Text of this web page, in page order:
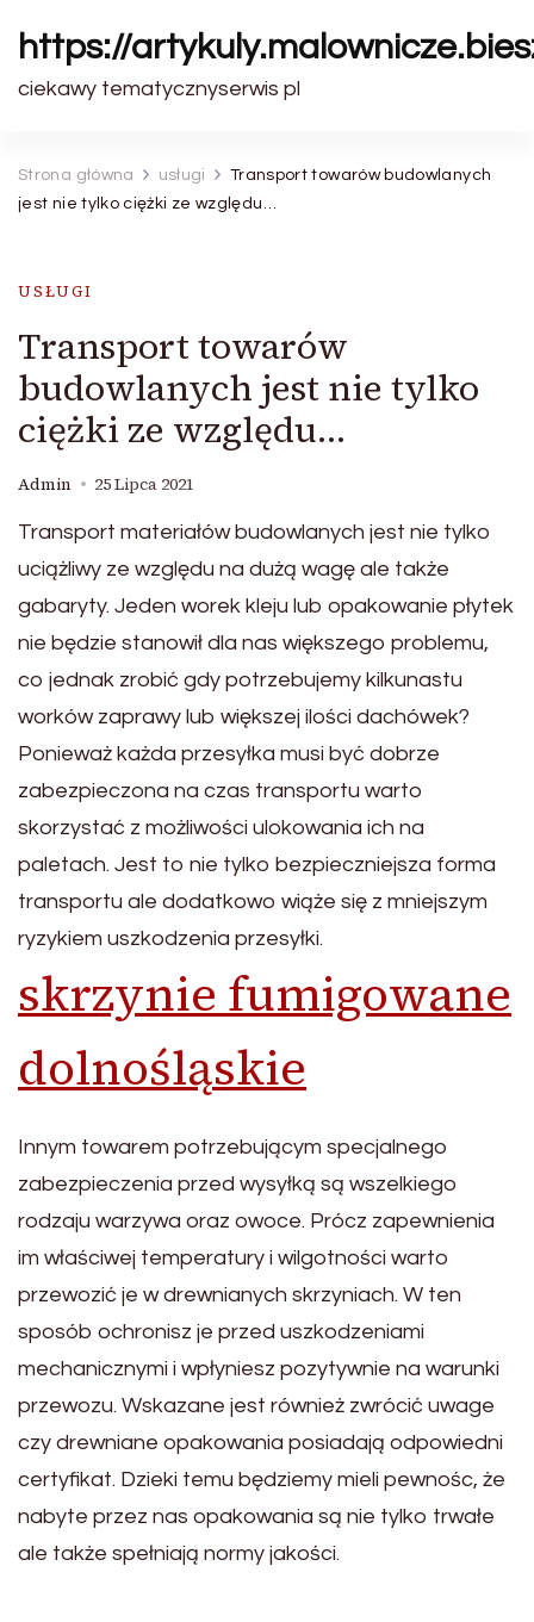
https://
ciekawy tematycznyserwis pl
Strona główna usługi
Transport towarów budowlanych
jest nie tylko ciężki ze względu…
USŁUGI
Transport towarów
budowlanych jest nie tylko
ciężki ze względu…
Admin 25 Lipca 2021
Transport materiałów budowlanych jest nie tylko
uciążliwy ze względu na dużą wagę ale także
gabaryty. Jeden worek kleju lub opakowanie płytek
nie będzie stanowił dla nas większego problemu,
co jednak zrobić gdy potrzebujemy kilkunastu
worków zaprawy lub większej ilości dachówek?
Ponieważ każda przesyłka musi być dobrze
zabezpieczona na czas transportu warto
skorzystać z możliwości ulokowania ich na
paletach. Jest to nie tylko bezpieczniejsza forma
transportu ale dodatkowo wiąże się z mniejszym
ryzykiem uszkodzenia przesyłki.
skrzynie fumigowane
dolnośląskie
Innym towarem potrzebującym specjalnego
zabezpieczenia przed wysyłką są wszelkiego
rodzaju warzywa oraz owoce. Prócz zapewnienia
im właściwej temperatury i wilgotności warto
przewozić je w drewnianych skrzyniach. W ten
sposób ochronisz je przed uszkodzeniami
mechanicznymi i wpłyniesz pozytywnie na warunki
przewozu. Wskazane jest również zwrócić uwage
czy drewniane opakowania posiadają odpowiedni
certyfikat. Dzieki temu będziemy mieli pewnośc, że
nabyte przez nas opakowania są nie tylko trwałe
ale także spełniają normy jakości.